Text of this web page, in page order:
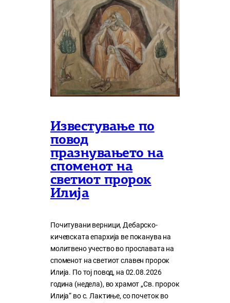
Известување по
повод
празнувањето на
споменот на
светиот пророк
Илија
Почитувани верници, Дебарско-
кичевската епархија ве поканува на
молитвено учество во прославата на
споменот на светиот славен пророк
Илија. По тој повод, на 02.08.2026
година (недела), во храмот „Св. пророк
Илија“ во с. Лактиње, со почеток во